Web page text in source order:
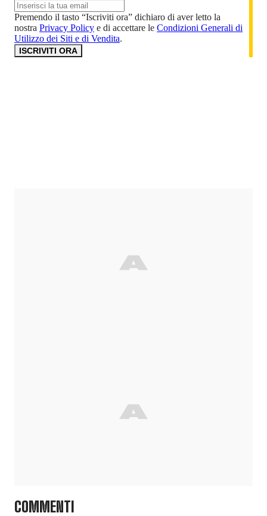
Premendo il tasto “Iscriviti ora” dichiaro di aver letto la
nostra Privacy Policy e di accettare le Condizioni Generali di
Utilizzo dei Siti e di Vendita.
ISCRIVITI ORA
COMMENTI